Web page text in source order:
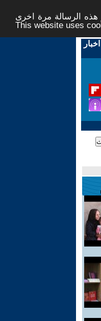
الرسالة مرة اخرى -
This website uses
اخبار